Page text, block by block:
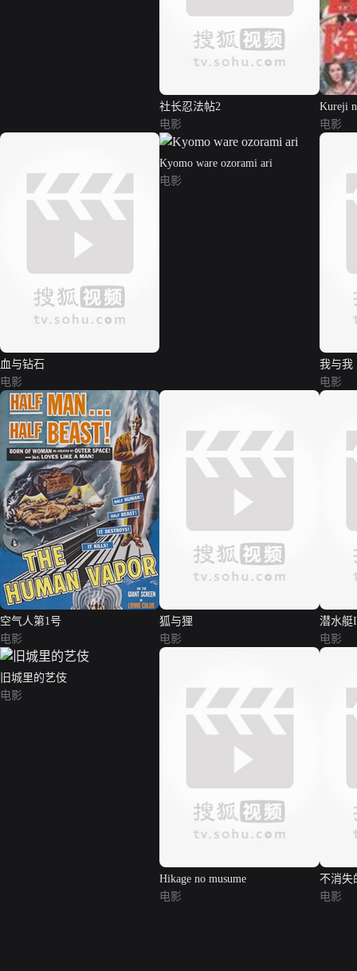
社长忍法帖2
电影
Kureji
电影
血与钻石
电影
Kyomo ware ozorami ari
电影
我与我
电影
空气人第1号
电影
狐与狸
电影
潜水艇
电影
旧城里的艺伎
电影
Hikage no musume
电影
不消失
电影